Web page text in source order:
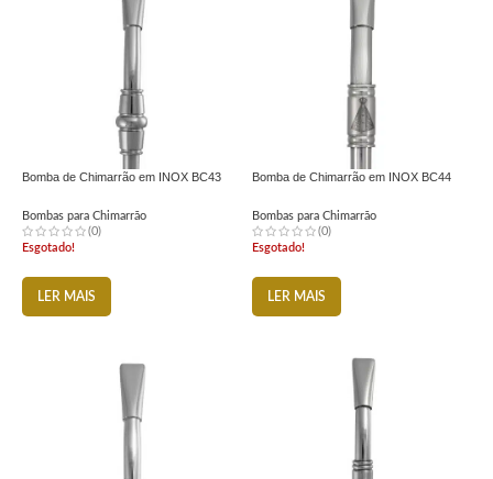
Bomba de Chimarrão em INOX BC43
Bombas para Chimarrão
(0)
Esgotado!
LER MAIS
Bomba de Chimarrão em INOX BC44
Bombas para Chimarrão
(0)
Esgotado!
LER MAIS